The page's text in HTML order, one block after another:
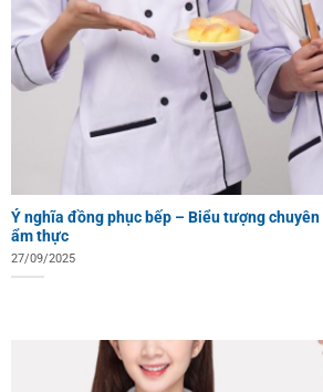
Ý nghĩa đồng phục bếp – Biểu tượng
ẩm thực
27/09/2025